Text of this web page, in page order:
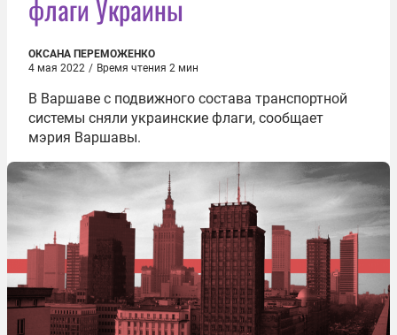
флаги Украины
ОКСАНА ПЕРЕМОЖЕНКО
4 мая 2022 / Время чтения 2 мин
В Варшаве с подвижного состава транспортной
системы сняли украинские флаги, сообщает
мэрия Варшавы.